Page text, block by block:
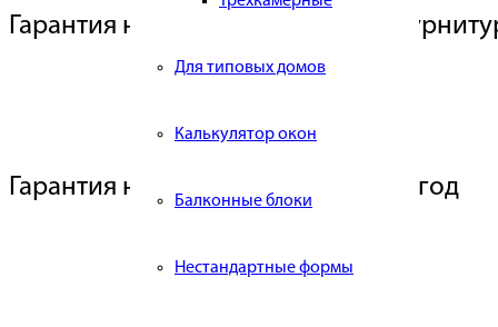
Для типовых домов
Калькулятор окон
Балконные блоки
Нестандартные формы
Гарантия на профиль 3 года, на
Гарантия на монтажные работы 1 год